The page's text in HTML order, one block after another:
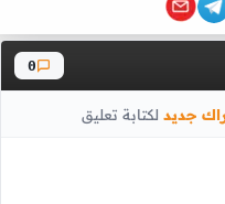
0
جديد لكتابة تعليق